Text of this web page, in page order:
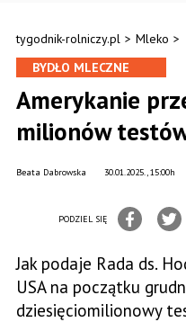
tygodnik-rolniczy.pl > Mleko >
BYDŁO MLECZNE
Amerykanie
milionów
30.01.2025., 15:00h
Beata Dabrowska
PODZIEL SIĘ
Jak podaje Rada ds.
USA na początku
dziesięciomilionowy